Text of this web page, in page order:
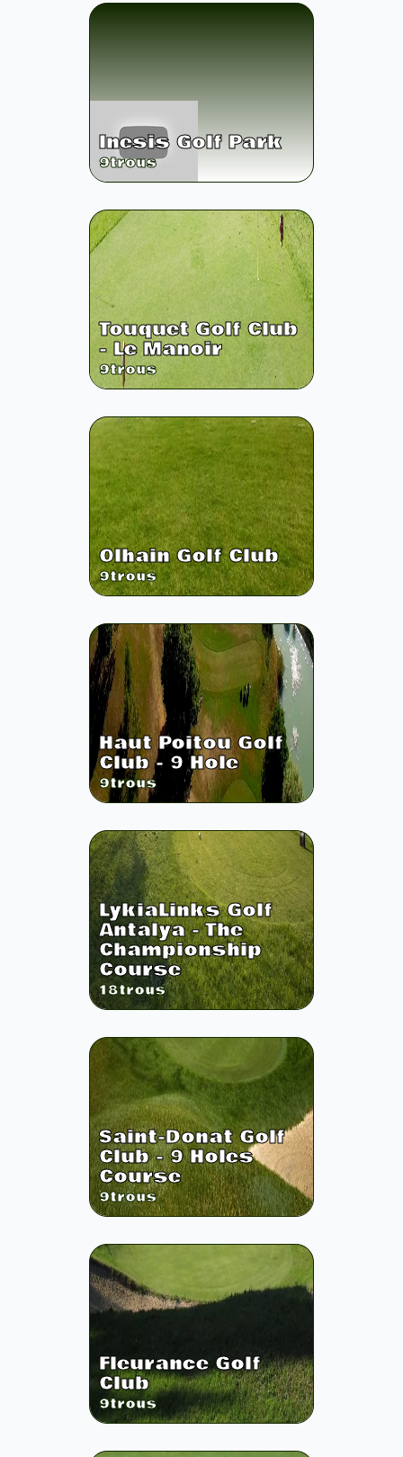
Inesis Golf Park
9trous
Touquet Golf Club
- Le Manoir
9trous
Olhain Golf Club
9trous
Haut Poitou Golf
Club - 9 Hole
9trous
LykiaLinks Golf
Antalya - The
Championship
Course
18trous
Saint-Donat Golf
Club - 9 Holes
Course
9trous
Fleurance Golf
Club
9trous